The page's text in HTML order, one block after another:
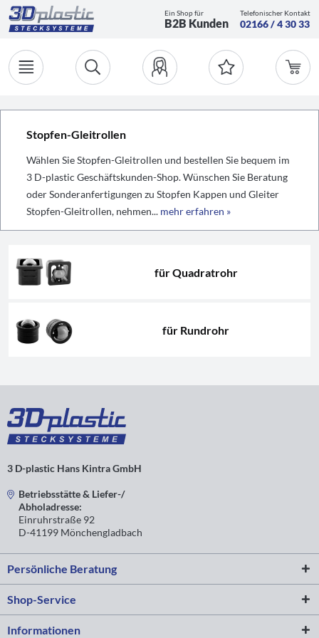
Ein Shop für
B2B Kunden
Telefonischer Kontakt
02166 / 4 30 33
Stopfen-Gleitrollen
Wählen Sie Stopfen-Gleitrollen und bestellen Sie bequem im
3 D-plastic Geschäftskunden-Shop. Wünschen Sie Beratung
oder Sonderanfertigungen zu Stopfen Kappen und Gleiter
Stopfen-Gleitrollen, nehmen... mehr erfahren »
für Quadratrohr
für Rundrohr
3 D-plastic Hans Kintra GmbH
Betriebsstätte & Liefer-/
Abholadresse:
Einruhrstraße 92
D-41199 Mönchengladbach
Persönliche Beratung
Shop-Service
Informationen